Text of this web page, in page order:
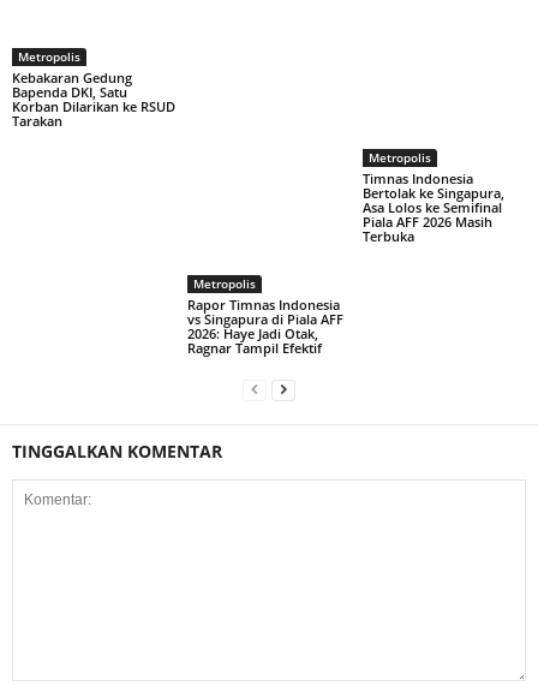
Metropolis
Kebakaran Gedung
Bapenda DKI, Satu
Korban Dilarikan ke RSUD
Tarakan
Metropolis
Rapor Timnas Indonesia
vs Singapura di Piala AFF
2026: Haye Jadi Otak,
Ragnar Tampil Efektif
Metropolis
Timnas Indonesia
Bertolak ke Singapura,
Asa Lolos ke Semifinal
Piala AFF 2026 Masih
Terbuka
TINGGALKAN KOMENTAR